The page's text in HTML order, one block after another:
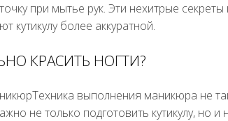
при мытье рук. Эти нехитрые
кутикулу более аккуратной.
КРАСИТЬ НОГТИ?
Техника выполнения маникюра не
не только подготовить кутикулу, но и